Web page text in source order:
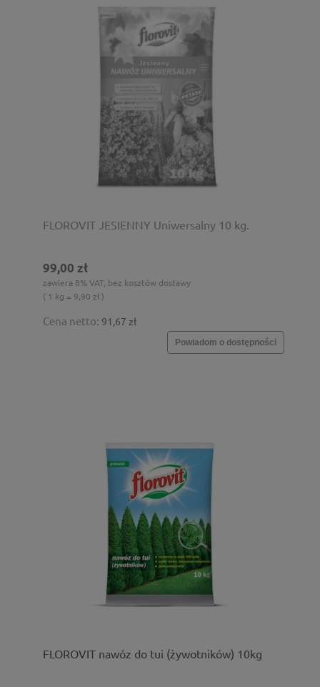
FLOROVIT JESIENNY Uniwersalny 10 kg.
99,00 zł
zawiera 8% VAT, bez kosztów dostawy
( 1 kg = 9,90 zł )
Cena netto: 91,67 zł
Powiadom o dostępności
FLOROVIT nawóz do tui (żywotników) 10kg